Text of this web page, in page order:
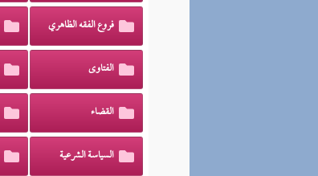
فروع الفقه الظاهري
الفتاوى
القضاء
السياسة الشرعية